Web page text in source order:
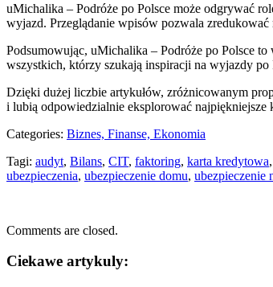
uMichalika – Podróże po Polsce może odgrywać
wyjazd. Przeglądanie wpisów pozwala
Podsumowując, uMichalika – Podróże po Polsce
wszystkich, którzy szukają inspiracji na wyjazdy po
Dzięki dużej liczbie artykułów, zróżnicowanym
i lubią odpowiedzialnie eksplorować najpiękniejsze
Categories: Biznes, Finanse, Ekonomia
Tagi: audyt, Bilans, CIT, faktoring, karta kredytowa,
ubezpieczenia, ubezpieczenie domu, ubezpieczenie
Comments are closed.
Ciekawe artykuly: